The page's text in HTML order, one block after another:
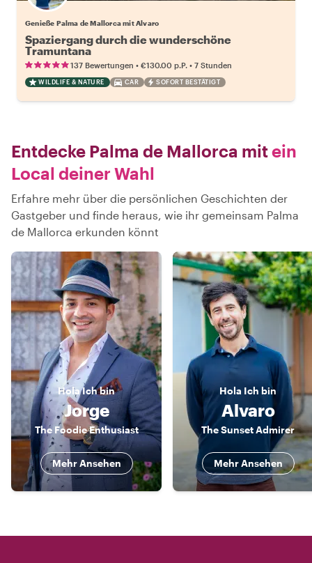
Genieße Palma de Mallorca mit Alvaro
Spaziergang durch die wunderschöne
Tramuntana
137 Bewertungen • €130.00 p.P. • 7 Stunden
WILDLIFE & NATURE CAR SOFORT BESTÄTIGT
Entdecke Palma de Mallorca mitein
Local deiner Wahl
Erfahre mehr über die persönlichen Geschichten der
Gastgeber und finde heraus, wie ihr gemeinsam Palma
de Mallorca erkunden könnt
Hola Ich bin
Jorge
The Foodie Enthusiast
Mehr Ansehen
Hola Ich bin
Alvaro
The Sunset Admirer
Mehr Ansehen